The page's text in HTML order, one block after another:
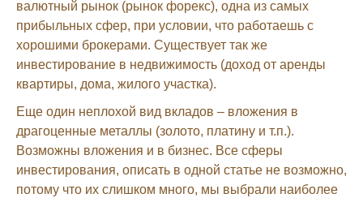
валютный рынок (рынок форекс), одна из самых
прибыльных сфер, при условии, что работаешь с
хорошими брокерами. Существует так же
инвестирование в недвижимость (доход от аренды
квартиры, дома, жилого участка).
Еще один неплохой вид вкладов – вложения в
драгоценные металлы (золото, платину и т.п.).
Возможны вложения и в бизнес. Все сферы
инвестирования, описать в одной статье не возможно,
потому что их слишком много, мы выбрали наиболее